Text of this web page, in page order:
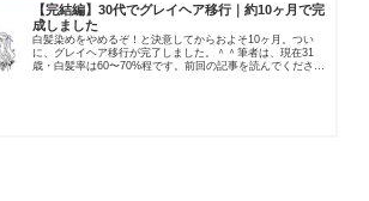
【完結編】30代でグレイヘア移行｜約10ヶ月で完
成しました
白髪染めをやめるぞ！と決意してからおよそ10ヶ月。つい
に、グレイヘア移行が完了しました。＾＾筆者は、現在31
歳・白髪率は60〜70%程です。前回の記事を読んでくださっ